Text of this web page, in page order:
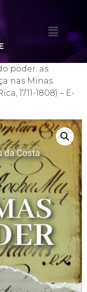
poder: as
nas Minas
1711-1808) – E-